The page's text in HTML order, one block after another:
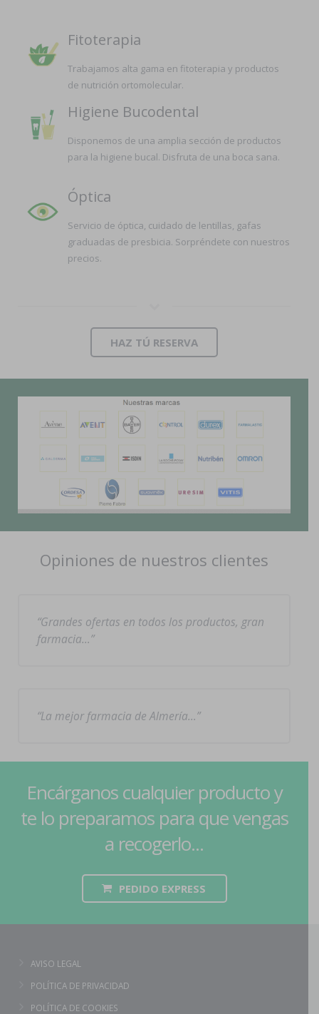
Fitoterapia
Trabajamos alta gama en fitoterapia y productos
de nutrición ortomolecular.
Higiene Bucodental
Disponemos de una amplia sección de productos
para la higiene bucal. Disfruta de una boca sana.
Óptica
Servicio de óptica, cuidado de lentillas, gafas
graduadas de presbicia. Sorpréndete con nuestros
precios.
HAZ TÚ RESERVA
Opiniones de nuestros clientes
Grandes ofertas en todos los productos, gran
farmacia…
La mejor farmacia de Almería…
Encárganos cualquier producto y
te lo preparamos para que vengas
a recogerlo...
PEDIDO EXPRESS
AVISO LEGAL
POLÍTICA DE PRIVACIDAD
POLÍTICA DE COOKIES